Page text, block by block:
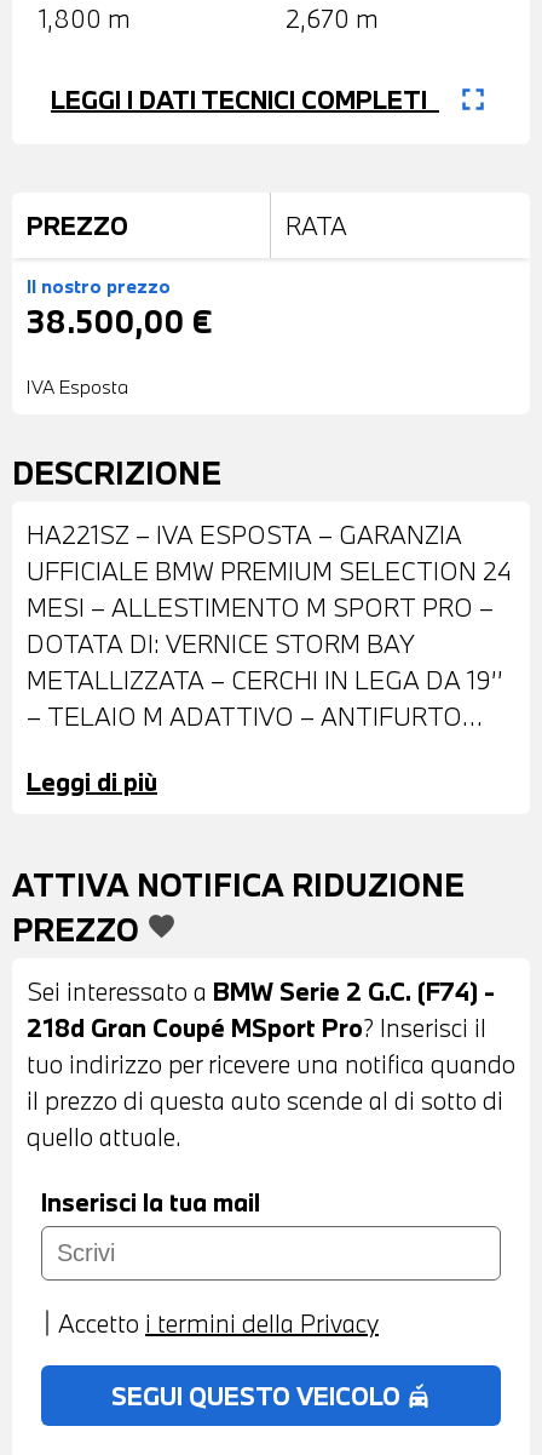
1,800 m 2,670 m
LEGGI I DATI TECNICI COMPLETI fullscreen
PREZZO RATA
Il nostro prezzo
38.500,00 €
IVA Esposta
DESCRIZIONE
HA221SZ – IVA ESPOSTA – GARANZIA
UFFICIALE BMW PREMIUM SELECTION 24
MESI – ALLESTIMENTO M SPORT PRO –
DOTATA DI: VERNICE STORM BAY
METALLIZZATA – CERCHI IN LEGA DA 19’’
– TELAIO M ADATTIVO – ANTIFURTO
COMFORT – BMW GRIGLIA ICONIC GLOW
SHADOW LINE M – VETRI E LUNOTTO
POSTERIORI OSCURATI – RETROVISORI
E ANTIABBAGLIAMENTO – FARI LED
ADATTIVI – ASSISTENTE ABBAGLIANTI –
SENSORI DI PARCHEGGIO ANTERIORI E
POSTERIORI – TELECAMERA DI
PARCHEGGIO ANTERIORE E POSTERIORE
CON SURROUND VIEW 360° – SPOILER
POSTERIORE M – INTERNI IN ALCANTARA
E PELLE VEGANZA NERA CON CUCITURE
SPORTIVO MULTIFUNZIONE IN PELLE M –
CAMBIO AUTOMATICO CON PADDLE AL
VOLANTE – CRUISE CONTROL ADATTIVO
Leggi di più
ATTIVA NOTIFICA RIDUZIONE
PREZZO favorite
Sei interessato a BMW Serie 2 G.C. (F74) -
218d Gran Coupé MSport Pro? Inserisci il
tuo indirizzo per ricevere una notifica quando
il prezzo di questa auto scende al di sotto di
quello attuale.
Inserisci la tua mail
Accetto i termini della Privacy
SEGUI QUESTO VEICOLO no_crash